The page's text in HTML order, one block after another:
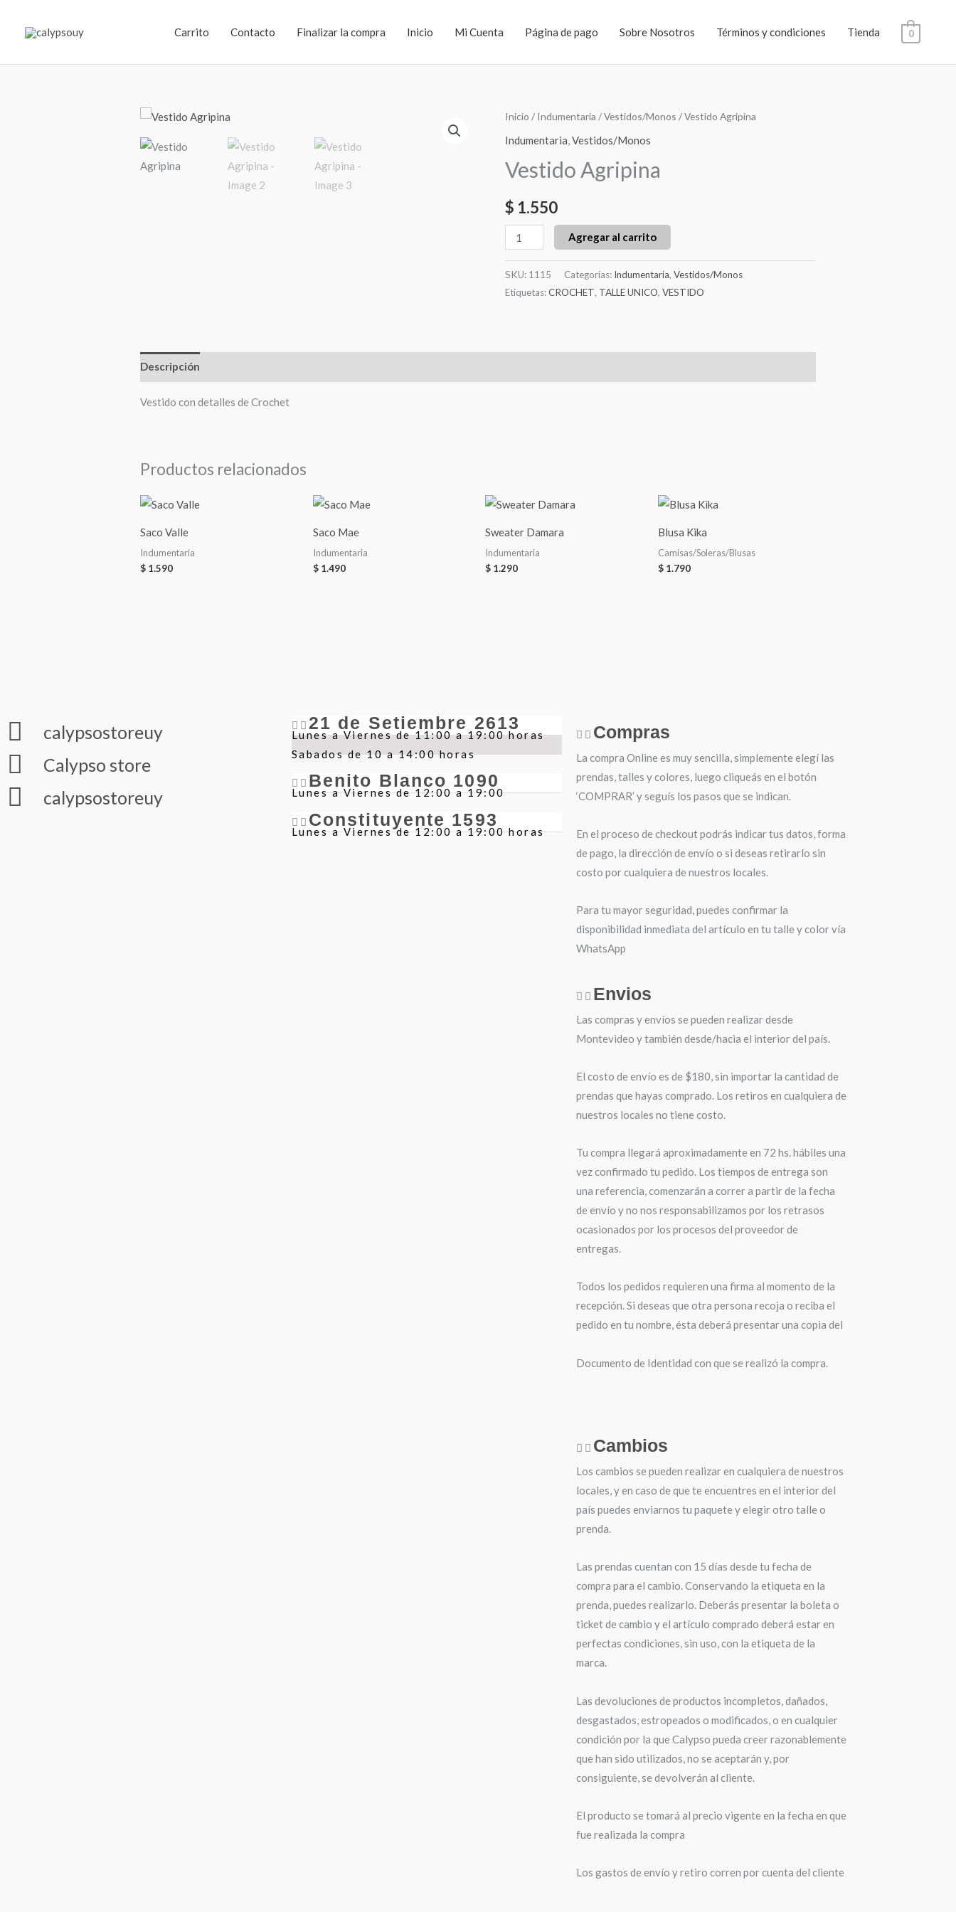
Carrito Contacto Finalizar la compra Inicio Mi Cuenta Página de pago Sobre Nosotros Términos y condiciones Tienda 0
Inicio / Indumentaria /Vestidos/Monos / Vestido Agripina
Indumentaria,Vestidos/Monos
Vestido Agripina
$ 1.550
Vestido
Agripina
Agregar al carrito
SKU: 1115 Categorías: Indumentaria, Vestidos/Monos
Etiquetas:CROCHET, TALLE UNICO, VESTIDO
Descripción
Vestido con detalles de Crochet
Productos relacionados
Saco Valle
Indumentaria
$ 1.590
Saco Mae
Indumentaria
$1.490
Sweater Damara
Indumentaria
$ 1.290
Blusa Kika
Camisas/Soleras/Blusas
$1.790
calypsostoreuy
Calypso store
calypsostoreuy
21 de Setiembre 2613
Lunes a Viernes de 11:00 a 19:00 horas
Sabados de 10 a 14:00 horas
Benito Blanco 1090
Lunes a Viernes de 12:00 a 19:00
Constituyente 1593
Lunes a Viernes de 12:00 a 19:00 horas
Compras
La compra Online es muy sencilla, simplemente elegí las
prendas, talles y colores, luego cliqueás en el botón
‘COMPRAR’ y seguís los pasos que se indican.
En el proceso de checkout podrás indicar tus datos, forma
de pago, la dirección de envío o si deseas retirarlo sin
costo por cualquiera de nuestros locales.
Para tu mayor seguridad, puedes confirmar la
disponibilidad inmediata del artículo en tu talle y color vía
WhatsApp
Envios
Las compras y envíos se pueden realizar desde
Montevideo y también desde/hacia el interior del país.
El costo de envío es de $180, sin importar la cantidad de
prendas que hayas comprado. Los retiros en cualquiera de
nuestros locales no tiene costo.
Tu compra llegará aproximadamente en 72 hs. hábiles una
vez confirmado tu pedido. Los tiempos de entrega son
una referencia, comenzarán a correr a partir de la fecha
de envío y no nos responsabilizamos por los retrasos
ocasionados por los procesos del proveedor de
entregas.
Todos los pedidos requieren una firma al momento de la
recepción. Si deseas que otra persona recoja o reciba el
pedido en tu nombre, ésta deberá presentar una copia del
Documento de Identidad con que se realizó la compra.
Cambios
Los cambios se pueden realizar en cualquiera de nuestros
locales, y en caso de que te encuentres en el interior del
país puedes enviarnos tu paquete y elegir otro talle o
prenda.
Las prendas cuentan con 15 días desde tu fecha de
compra para el cambio. Conservando la etiqueta en la
prenda, puedes realizarlo. Deberás presentar la boleta o
ticket de cambio y el artículo comprado deberá estar en
perfectas condiciones, sin uso, con la etiqueta de la
marca.
Las devoluciones de productos incompletos, dañados,
desgastados, estropeados o modificados, o en cualquier
condición por la que Calypso pueda creer razonablemente
que han sido utilizados, no se aceptarán y, por
consiguiente, se devolverán al cliente.
El producto se tomará al precio vigente en la fecha en que
fue realizada la compra
Los gastos de envío y retiro corren por cuenta del cliente